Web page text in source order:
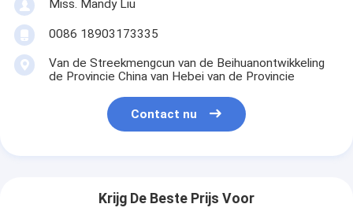
Miss. Mandy Liu
0086 18903173335
Van de Streekmengcun van de Beihuanontwikkeling
de Provincie China van Hebei van de Provincie
Contact nu
Krijg De Beste Prijs Voor